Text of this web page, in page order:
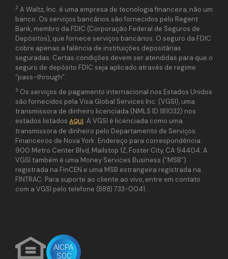
2 A Waltz, Inc. é uma empresa de tecnologia financeira, não um
banco. Os serviços bancários são fornecidos pelo Regent
Bank, membro da FDIC (Corporação Federal de Seguros de
Depósitos), que fornece serviços bancários. O seguro da FDIC
cobre apenas a falência de instituições depositárias
seguradas. Certas condições devem ser atendidas para que o
seguro de depósito FDIC seja aplicado através de regime
“pass-through”.
3 Os serviços de pagamento internacional nos Estados Unidos
são fornecidos pela Visa Global Services Inc. (VGSI), uma
transmissora de dinheiro licenciada (NMLS ID 181032) nos
estados listados AQUI. A VGSI é licenciada como uma
transmissora de dinheiro pelo Departamento de Serviços
Financeiros de Nova York. Endereço para correspondência:
900 Metro Center Blvd, Mailstop 1Z, Foster City, CA 94404. A
VGSI também é uma Money Services Business (“MSB”)
registrada na FinCEN e uma MSB estrangeira registrada na
FINTRAC. Para suporte ao cliente ao vivo, entre em contato
com a VGSI pelo telefone (888) 733-0041.